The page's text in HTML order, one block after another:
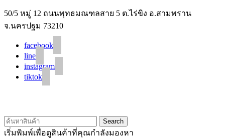
50/5 หมู่ 12 ถนนพุทธมณฑลสาย 5 ต.ไร่ขิง อ.สามพราน
จ.นครปฐม 73210
facebook
line
instagram
tiktok
Search
เริ่มพิมพ์เพื่อดูสินค้าที่คุณกำลังมองหา